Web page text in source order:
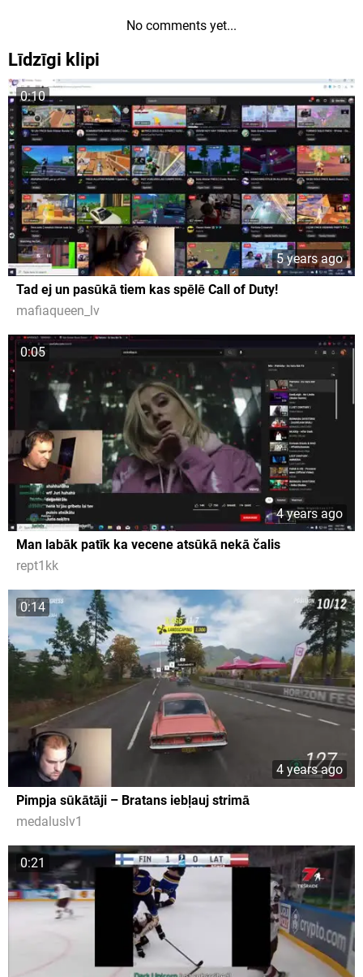
No comments yet...
Līdzīgi klipi
0:10
5 years ago
Tad ej un pasūkā tiem kas spēlē Call of Duty!
mafiaqueen_lv
0:05
4 years ago
Man labāk patīk ka vecene atsūkā nekā čalis
rept1kk
0:14
4 years ago
Pimpja sūkātāji – Bratans iebļauj strimā
medaluslv1
0:21